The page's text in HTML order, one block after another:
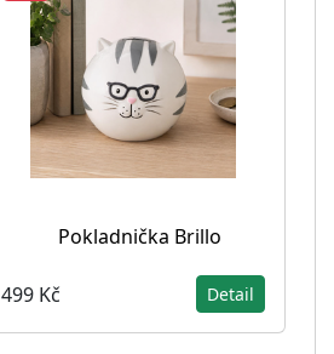
Pokladnička Brillo
499 Kč Detail